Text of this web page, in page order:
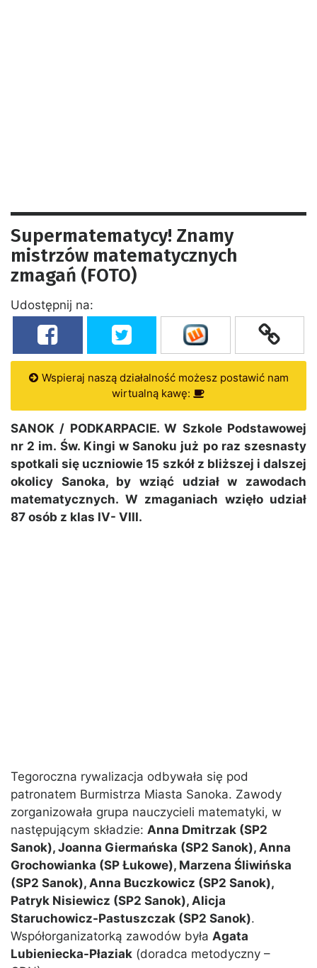
Supermatematycy! Znamy
mistrzów matematycznych
zmagań (FOTO)
Udostępnij na:
Wspieraj naszą działalność możesz postawić nam
wirtualną kawę:
SANOK / PODKARPACIE. W Szkole Podstawowej
nr 2 im. Św. Kingi w Sanoku już po raz szesnasty
spotkali się uczniowie 15 szkół z bliższej i dalszej
okolicy Sanoka, by wziąć udział w zawodach
matematycznych. W zmaganiach wzięło udział
87 osób z klas IV- VIII.
Tegoroczna rywalizacja odbywała się pod
patronatem Burmistrza Miasta Sanoka. Zawody
zorganizowała grupa nauczycieli matematyki, w
następującym składzie: Anna Dmitrzak (SP2
Sanok), Joanna Giermańska (SP2 Sanok), Anna
Grochowianka (SP Łukowe), Marzena Śliwińska
(SP2 Sanok), Anna Buczkowicz (SP2 Sanok),
Patryk Nisiewicz (SP2 Sanok), Alicja
Staruchowicz-Pastuszczak (SP2 Sanok).
Współorganizatorką zawodów była Agata
Lubieniecka-Płaziak (doradca metodyczny –